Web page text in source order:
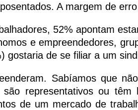
A margem de
52% apontam
e empreendedores,
gostaria de se filiar a um
Sabíamos que
são representativos ou
de um mercado de